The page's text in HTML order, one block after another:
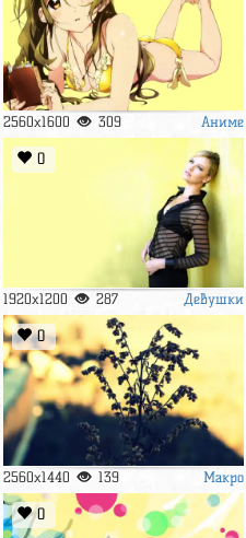
2560x1600 309 Аниме
0
1920x1200 287 Девушки
0
2560x1440 139 Макро
0